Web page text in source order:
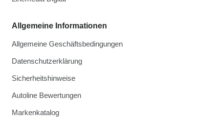
Allgemeine Informationen
Allgemeine Geschäftsbedingungen
Datenschutzerklärung
Sicherheitshinweise
Autoline Bewertungen
Markenkatalog